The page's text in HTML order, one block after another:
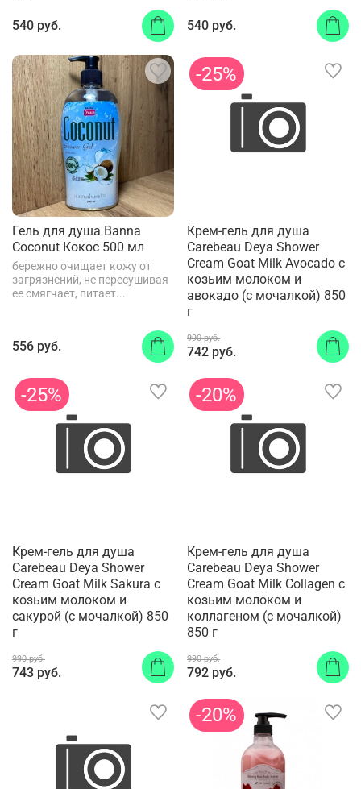
540 руб. 540 руб.
Гель для душа Banna
Coconut Кокос 500 мл
бережно очищает кожу от
загрязнений, не пересушивая
ее смягчает, питает...
556 руб.
-25%
Крем-гель для душа
Carebeau Deya Shower
Cream Goat Milk Avocado с
козьим молоком и
авокадо (с мочалкой) 850
г
990 руб.
742 руб.
-25%
Крем-гель для душа
Carebeau Deya Shower
Cream Goat Milk Sakura с
козьим молоком и
сакурой (с мочалкой) 850
г
990 руб.
743 руб.
-20%
Крем-гель для душа
Carebeau Deya Shower
Cream Goat Milk Collagen с
козьим молоком и
коллагеном (с мочалкой)
850 г
990 руб.
792 руб.
-20%